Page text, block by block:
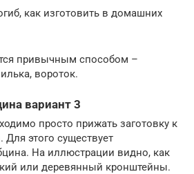
как изготовить в домашних
привычным способом –
вороток.
вариант 3
просто прижать заготовку к
Для этого существует
На иллюстрации видно, как
или деревянный кронштейны.